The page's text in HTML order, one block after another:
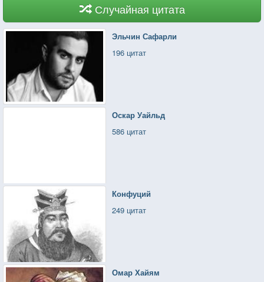
Случайная цитата
Эльчин Сафарли
196 цитат
Оскар Уайльд
586 цитат
Конфуций
249 цитат
Омар Хайям